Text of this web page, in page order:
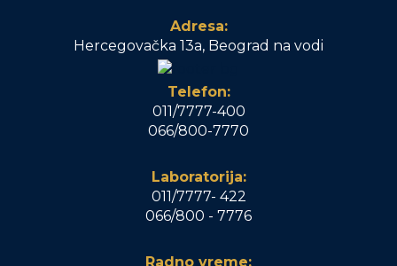
Adresa:
Hercegovačka 13a, Beograd na vodi
Telefon:
011/7777-400
066/800-7770
Laboratorija:
011/7777- 422
066/800 - 7776
Radno vreme: